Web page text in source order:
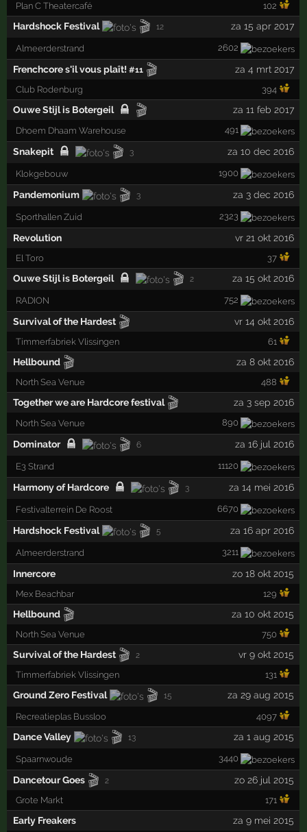
Plan C Theatercafé 102
Hardshock Festival 🎬 12 za 15 apr 2017
Almeerderstrand 2602
Frenchcore s'il vous plaît! #11 🎬 za 4 mrt 2017
Club Rodenburg 394
Ouwe Stijl is Botergeil 🎬 za 11 feb 2017
Dhoem Dhaam Warehouse 491
Snakepit 🎬 3 za 10 dec 2016
Klokgebouw 1900
Pandemonium 🎬 3 za 3 dec 2016
Sporthallen Zuid 2323
Revolution vr 21 okt 2016
El Toro 37
Ouwe Stijl is Botergeil 🎬 2 za 15 okt 2016
RADION 752
Survival of the Hardest 🎬 vr 14 okt 2016
Timmerfabriek Vlissingen 61
Hellbound 🎬 za 8 okt 2016
North Sea Venue 488
Together we are Hardcore festival 🎬 za 3 sep 2016
North Sea Venue 890
Dominator 🎬 6 za 16 jul 2016
E3 Strand 11120
Harmony of Hardcore 🎬 3 za 14 mei 2016
Festivalterrein De Roost 6670
Hardshock Festival 🎬 5 za 16 apr 2016
Almeerderstrand 3211
Innercore zo 18 okt 2015
Mex Beachbar 129
Hellbound 🎬 za 10 okt 2015
North Sea Venue 750
Survival of the Hardest 🎬 2 vr 9 okt 2015
Timmerfabriek Vlissingen 131
Ground Zero Festival 🎬 15 za 29 aug 2015
Recreatieplas Bussloo 4097
Dance Valley 🎬 13 za 1 aug 2015
Spaarnwoude 3440
Dancetour Goes 🎬 2 zo 26 jul 2015
Grote Markt 171
Early Freakers za 9 mei 2015